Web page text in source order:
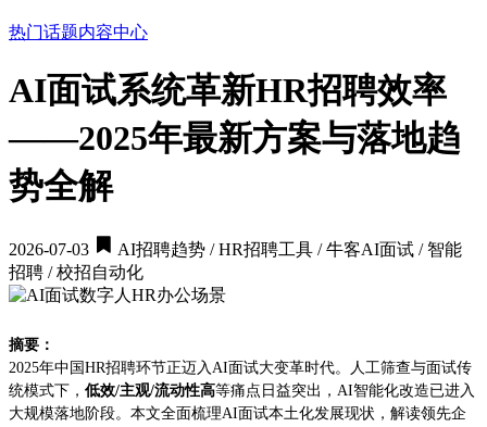
热门话题内容中心
AI面试系统革新HR招聘效率
——2025年最新方案与落地趋
势全解
2026-07-03
AI招聘趋势 / HR招聘工具 / 牛客AI面试 / 智能
招聘 / 校招自动化
摘要：
2025年中国HR招聘环节正迈入AI面试大变革时代。人工筛查与面试传
统模式下， 低效/主观/流动性高等痛点日益突出，AI智能化改造已进入
大规模落地阶段。本文全面梳理AI面试本土化发展现状，解读领先企